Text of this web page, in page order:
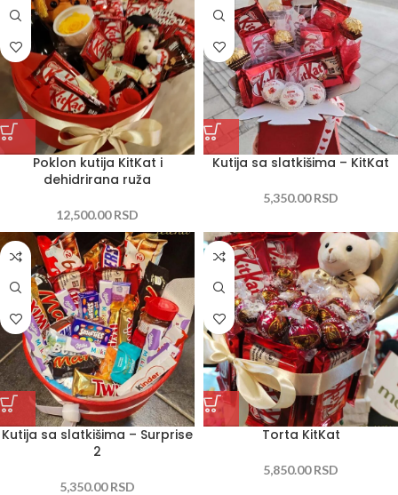
Poklon kutija KitKat i
dehidrirana ruža
12,500.00RSD
Kutija sa slatkišima – KitKat
5,350.00RSD
Kutija sa slatkišima – Surprise
2
5,350.00RSD
Torta KitKat
5,850.00RSD